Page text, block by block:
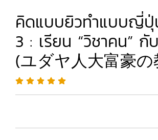
คิดแบบยิวทำแบบญี่ปุ่
3 : เรียน “วิชาคน” กั
(ユダヤ人大富豪の